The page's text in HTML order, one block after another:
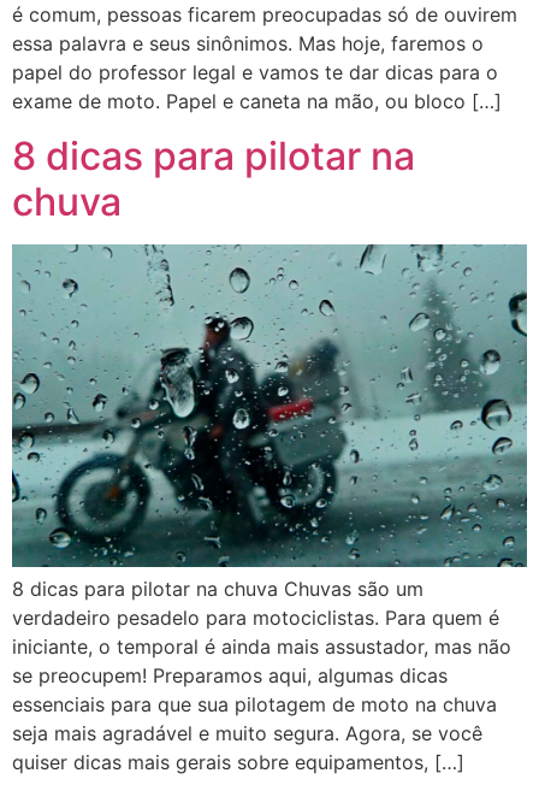
é comum, pessoas ficarem preocupadas só de ouvirem
essa palavra e seus sinônimos. Mas hoje, faremos o
papel do professor legal e vamos te dar dicas para o
exame de moto. Papel e caneta na mão, ou bloco […]
8 dicas para pilotar na
chuva
8 dicas para pilotar na chuva Chuvas são um
verdadeiro pesadelo para motociclistas. Para quem é
iniciante, o temporal é ainda mais assustador, mas não
se preocupem! Preparamos aqui, algumas dicas
essenciais para que sua pilotagem de moto na chuva
seja mais agradável e muito segura. Agora, se você
quiser dicas mais gerais sobre equipamentos, […]